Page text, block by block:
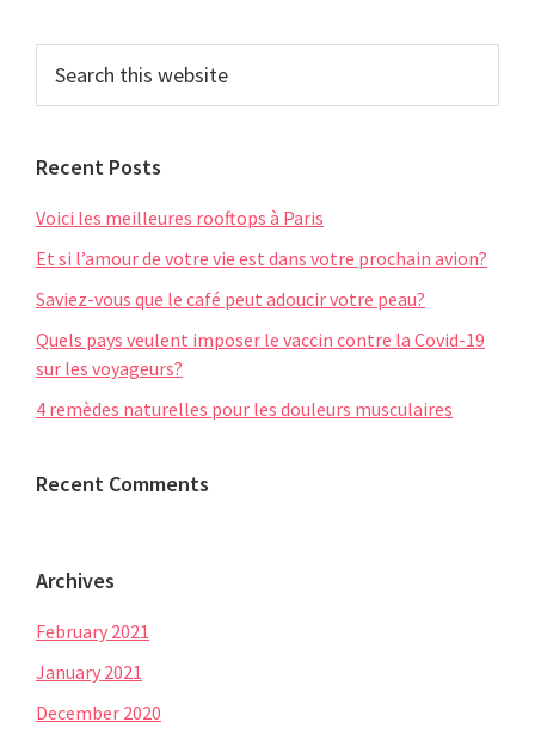
Primary
Sidebar
this
Recent Posts
Voici les meilleures rooftops à Paris
Et si l’amour de votre vie est dans votre prochain avion?
Saviez-vous que le café peut adoucir votre peau?
Quels pays veulent imposer le vaccin contre la Covid-19
sur les voyageurs?
4 remèdes naturelles pour les douleurs musculaires
Recent Comments
Archives
February 2021
January 2021
December 2020